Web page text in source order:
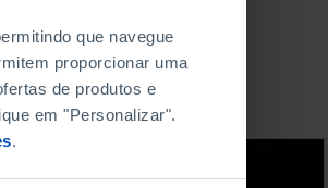
que navegue
proporcionar uma
de produtos e
em "Personalizar".
.